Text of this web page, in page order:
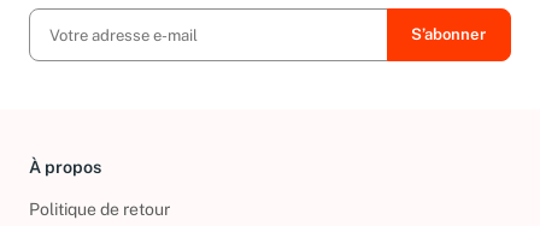
À propos
Politique de retour